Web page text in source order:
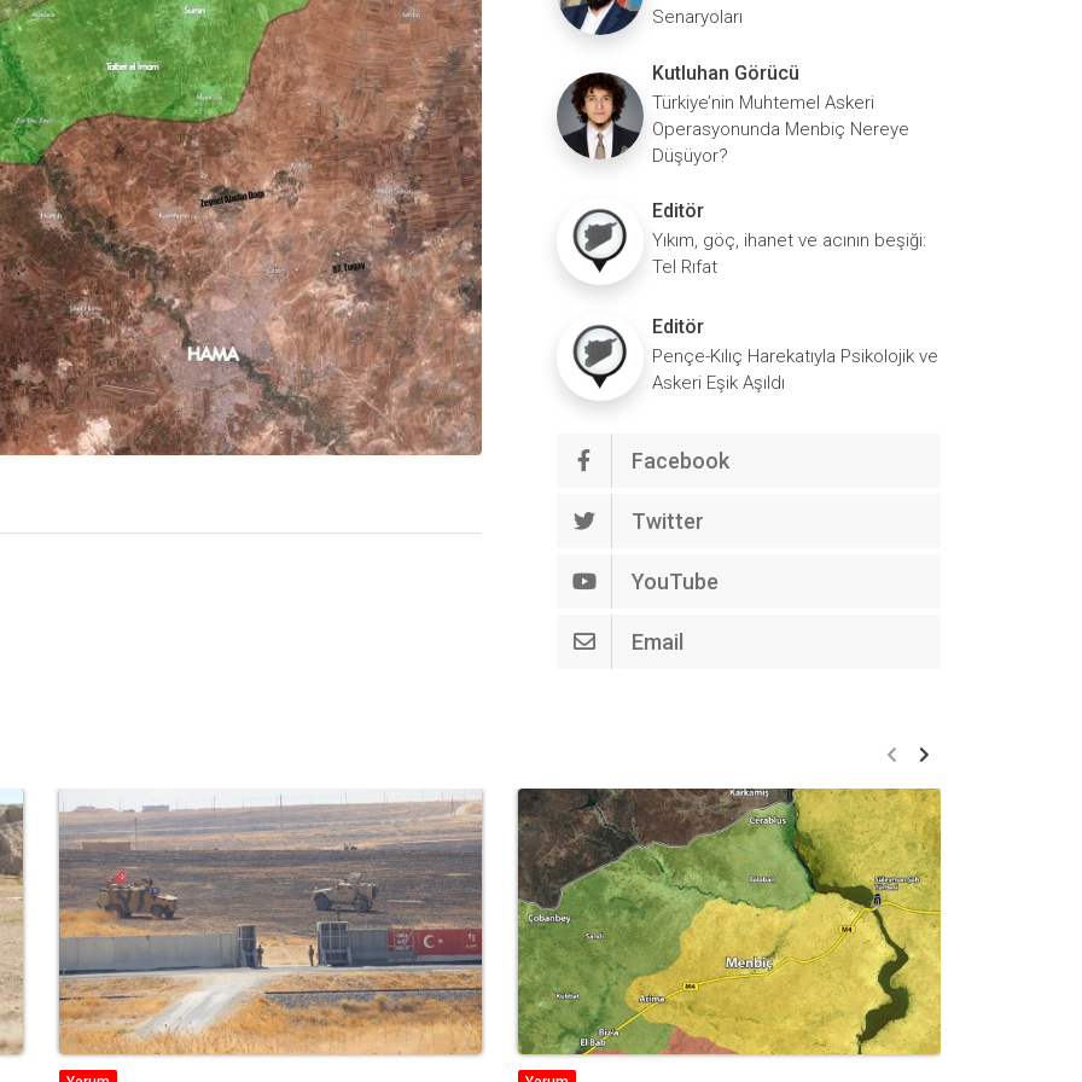
Senaryoları
Kutluhan Görücü
Türkiye’nin Muhtemel Askeri
Operasyonunda Menbiç Nereye
Düşüyor?
Editör
Yıkım, göç, ihanet ve acının beşiği:
Tel Rıfat
Editör
Pençe-Kılıç Harekatıyla Psikolojik ve
Askeri Eşik Aşıldı
Facebook
Twitter
YouTube
Email